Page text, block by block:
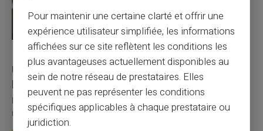
27/07/2026 Veritas Carte prépayée
Utilisation responsable du paiement mobile avec
la carte Veritas
Le paiement mobile s'est imposé dans les habitudes quotidiennes,
mais il appelle des réflexes pour é...
Pour maintenir une certaine clarté et offrir une
expérience utilisateur simplifiée, les informations
affichées sur ce site reflètent les conditions les
plus avantageuses actuellement disponibles au
sein de notre réseau de prestataires. Elles
peuvent ne pas représenter les conditions
spécifiques applicables à chaque prestataire ou
juridiction.